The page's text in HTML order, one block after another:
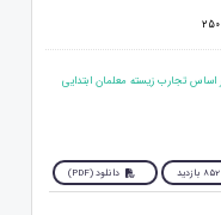
تجارب زیسته معلمان ابتدایی
852 بازدید دانلود (PDF)